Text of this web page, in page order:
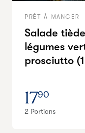
PRÊT-À-MANGER
Salade
légumes
prosciutto
1790
2 Portions